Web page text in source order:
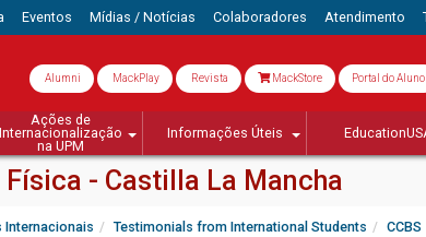
Eventos Mídias / Notícias Colaboradores Atendimento
Alumni MackPlay Revista MackStore Portal do Aluno
Ações de
Internacionalização
na UPM
Informações Úteis
- Castilla La Mancha
Internacionais Testimonials from International Students
CCBS